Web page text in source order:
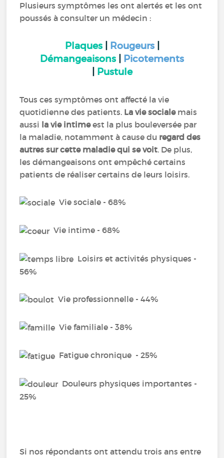
Plusieurs symptômes les ont alertés et les ont
poussés à consulter un médecin :
Plaques Rougeurs
Démangeaisons
Picotements
Pustule
Tous ces symptômes ont affecté la vie
quotidienne des patients. La vie socialemais
aussi la vie intimeest la plus bouleversée par
la maladie, notamment à cause du regard des
autres sur cette maladie qui se voit. De plus,
les démangeaisons ont empêché certains
patients de réaliser certains de leurs loisirs.
Vie sociale - 68%
Vie intime - 68%
Loisirs et activités physiques -
56%
Vie professionnelle - 44%
Vie familiale - 38%
Fatigue chronique - 25%
Douleurs physiques importantes -
25%
Si nos répondants ont attendu trois ans entre